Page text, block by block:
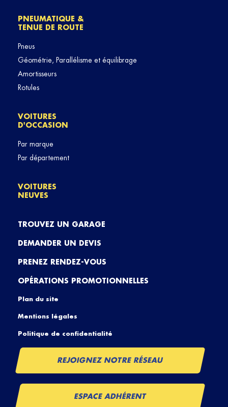
PNEUMATIQUE &
TENUE DE ROUTE
Pneus
Géométrie, Parallélisme et équilibrage
Amortisseurs
Rotules
VOITURES
D'OCCASION
Par marque
Par département
VOITURES
NEUVES
TROUVEZ UN GARAGE
DEMANDER UN DEVIS
PRENEZ RENDEZ-VOUS
OPÉRATIONS PROMOTIONNELLES
Plan du site
Mentions légales
Politique de confidentialité
REJOIGNEZ NOTRE RÉSEAU
ESPACE ADHÉRENT